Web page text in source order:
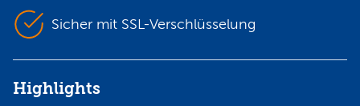
Sicher mit SSL-Verschlüsselung
Highlights